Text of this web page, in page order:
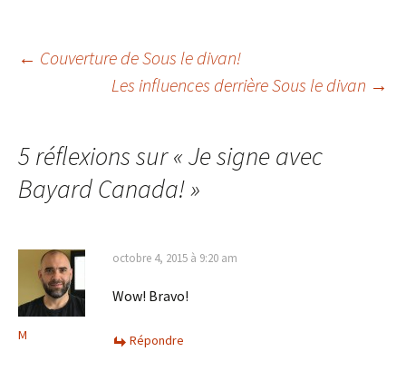
Navigation
des
articles
← Couverture de Sous le divan!
Les influences derrière Sous le divan →
5 réflexions sur «Je signe avec
Bayard Canada!»
M
octobre 4, 2015 à 9:20 am
Wow! Bravo!
Répondre